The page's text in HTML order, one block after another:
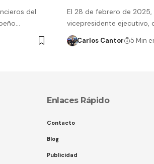
del
El 28 de febrero de 2025,
vicepresidente ejecutivo,
Carlos Cantor 5 Min
Enlaces Rápido
Contacto
Blog
Publicidad